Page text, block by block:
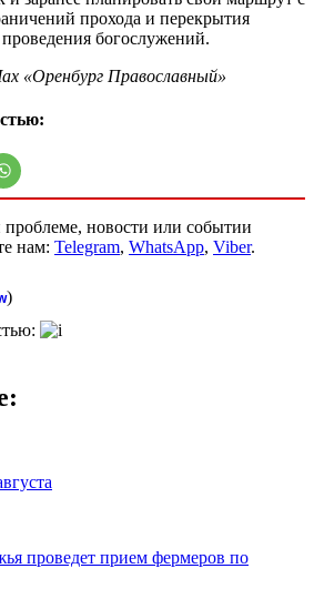
прохода и перекрытия
богослужений.
«Оренбург Православный»
новости или событии
нам: Telegram, WhatsApp, Viber.
)
проведет прием фермеров по